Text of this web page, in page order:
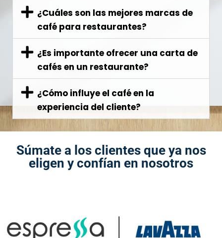
¿Cuáles son las mejores marcas de
café para restaurantes?
¿Es importante ofrecer una carta de
cafés en un restaurante?
¿Cómo influye el café en la
experiencia del cliente?
Súmate a los clientes que ya nos
eligen y confían en nosotros